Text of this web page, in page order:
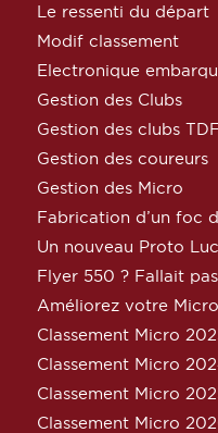
Le ressenti du départ
Modif classement
Electronique
Gestion des Clubs
Gestion des clubs TDF
Gestion des coureurs
Gestion des Micro
Fabrication d’un foc
Un nouveau Proto
Flyer 550 ? Fallait pas
Améliorez votre
Classement Micro
Classement Micro
Classement Micro
Classement Micro